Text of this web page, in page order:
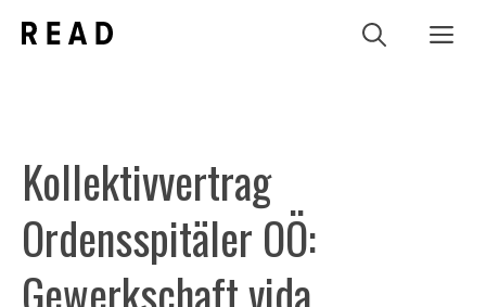
Inhalt
Kollektivvertrag
Ordensspitäler OÖ:
Gewerkschaft vida